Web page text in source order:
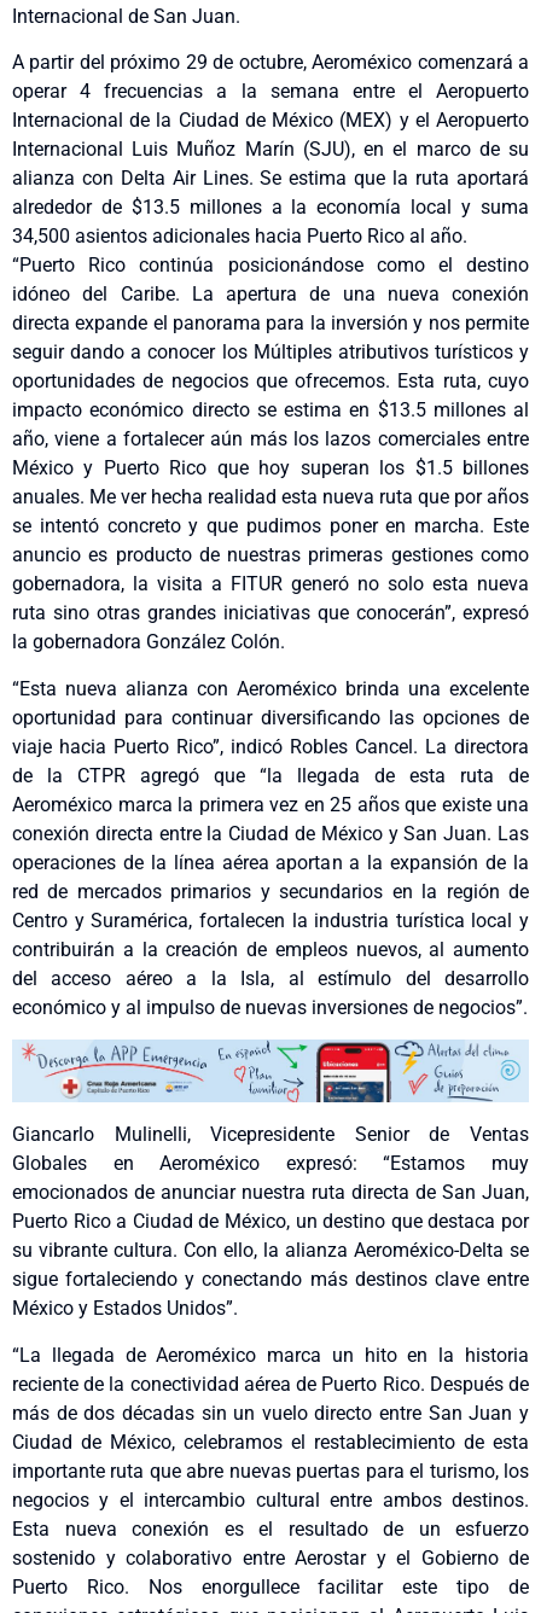
Internacional de San Juan.
A partir del próximo 29 de octubre, Aeroméxico comenzará a
operar 4 frecuencias a la semana entre el Aeropuerto
Internacional de la Ciudad de México (MEX) y el Aeropuerto
Internacional Luis Muñoz Marín (SJU), en el marco de su
alianza con Delta Air Lines. Se estima que la ruta aportará
alrededor de $13.5 millones a la economía local y suma
34,500 asientos adicionales hacia Puerto Rico al año.
“Puerto Rico continúa posicionándose como el destino
idóneo del Caribe. La apertura de una nueva conexión
directa expande el panorama para la inversión y nos permite
seguir dando a conocer los Múltiples atributivos turísticos y
oportunidades de negocios que ofrecemos. Esta ruta, cuyo
impacto económico directo se estima en $13.5 millones al
año, viene a fortalecer aún más los lazos comerciales entre
México y Puerto Rico que hoy superan los $1.5 billones
anuales. Me ver hecha realidad esta nueva ruta que por años
se intentó concreto y que pudimos poner en marcha. Este
anuncio es producto de nuestras primeras gestiones como
gobernadora, la visita a FITUR generó no solo esta nueva
ruta sino otras grandes iniciativas que conocerán”, expresó
la gobernadora González Colón.
“Esta nueva alianza con Aeroméxico brinda una excelente
oportunidad para continuar diversificando las opciones de
viaje hacia Puerto Rico”, indicó Robles Cancel. La directora
de la CTPR agregó que “la llegada de esta ruta de
Aeroméxico marca la primera vez en 25 años que existe una
conexión directa entre la Ciudad de México y San Juan. Las
operaciones de la línea aérea aportan a la expansión de la
red de mercados primarios y secundarios en la región de
Centro y Suramérica, fortalecen la industria turística local y
contribuirán a la creación de empleos nuevos, al aumento
del acceso aéreo a la Isla, al estímulo del desarrollo
económico y al impulso de nuevas inversiones de negocios”.
Giancarlo Mulinelli, Vicepresidente Senior de Ventas
Globales en Aeroméxico expresó: “Estamos muy
emocionados de anunciar nuestra ruta directa de San Juan,
Puerto Rico a Ciudad de México, un destino que destaca por
su vibrante cultura. Con ello, la alianza Aeroméxico-Delta se
sigue fortaleciendo y conectando más destinos clave entre
México y Estados Unidos”.
“La llegada de Aeroméxico marca un hito en la historia
reciente de la conectividad aérea de Puerto Rico. Después de
más de dos décadas sin un vuelo directo entre San Juan y
Ciudad de México, celebramos el restablecimiento de esta
importante ruta que abre nuevas puertas para el turismo, los
negocios y el intercambio cultural entre ambos destinos.
Esta nueva conexión es el resultado de un esfuerzo
sostenido y colaborativo entre Aerostar y el Gobierno de
Puerto Rico. Nos enorgullece facilitar este tipo de